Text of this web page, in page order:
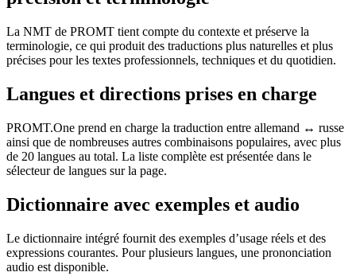
La NMT de PROMT tient compte du contexte et préserve la
terminologie, ce qui produit des traductions plus naturelles et plus
précises pour les textes professionnels, techniques et du quotidien.
Langues et directions prises en charge
PROMT.One prend en charge la traduction entre allemand ↔ russe
ainsi que de nombreuses autres combinaisons populaires, avec plus
de 20 langues au total. La liste complète est présentée dans le
sélecteur de langues sur la page.
Dictionnaire avec exemples et audio
Le dictionnaire intégré fournit des exemples d’usage réels et des
expressions courantes. Pour plusieurs langues, une prononciation
audio est disponible.